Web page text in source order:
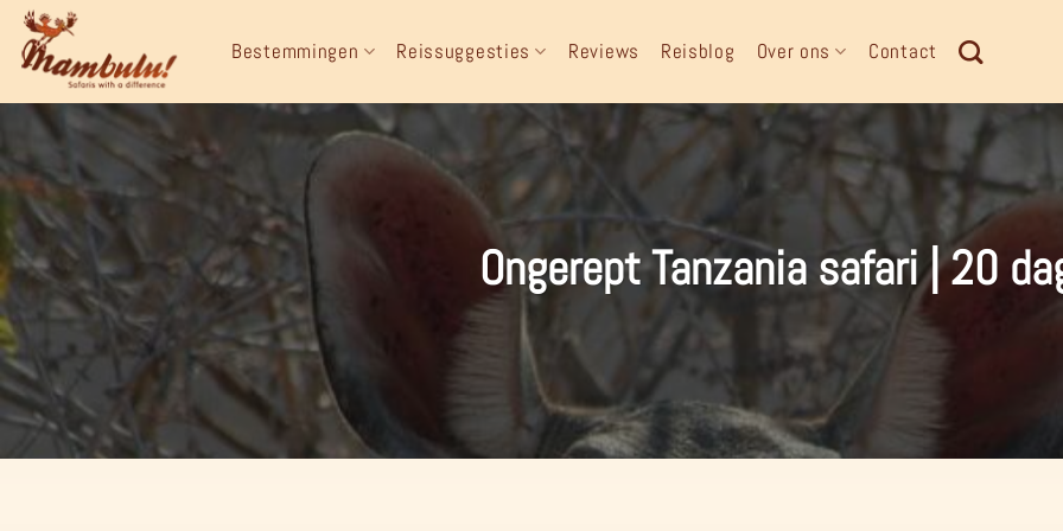
naar
inhoud
Bestemmingen Reissuggesties Reviews Reisblog Over ons Contact
Ongerept Tanzania safari | 20